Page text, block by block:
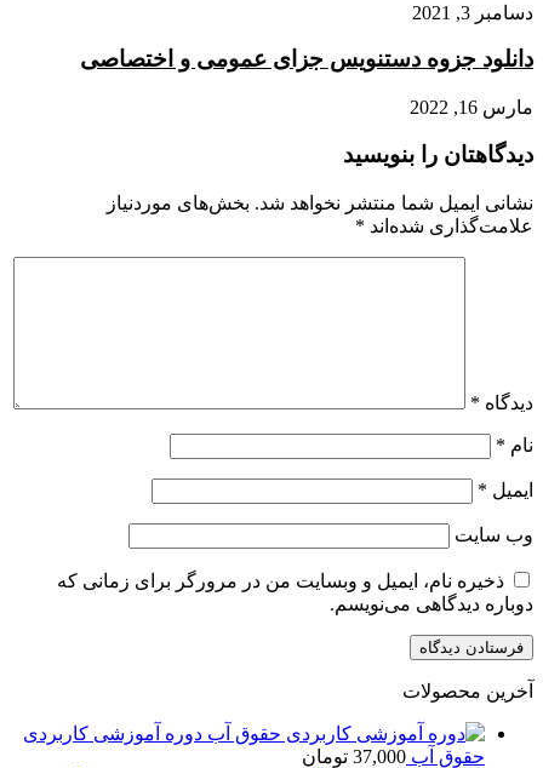
دسامبر 3, 2021
دانلود جزوه دستنویس جزای عمومی و اختصاصی
مارس 16, 2022
دیدگاهتان را بنویسید
نشانی ایمیل شما منتشر نخواهد شد. بخش‌های موردنیاز
علامت‌گذاری شده‌اند *
دیدگاه *
نام *
ایمیل *
وب‌ سایت
ذخیره نام، ایمیل و وبسایت من در مرورگر برای زمانی که
دوباره دیدگاهی می‌نویسم.
آخرین محصولات
دوره آموزشی کاربردی
حقوق آب 37,000 تومان